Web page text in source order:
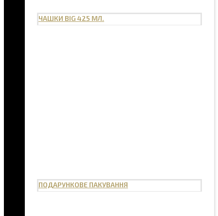
ЧАШКИ BIG 425 МЛ.
ПОДАРУНКОВЕ ПАКУВАННЯ